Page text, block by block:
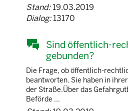
Stand:19.03.2019
Dialog:13170
Sind öffentlich-
gebunden?
Die Frage, ob öffentlich-
beantworten. Sie haben in
der Straße.Über das
Beförde ...